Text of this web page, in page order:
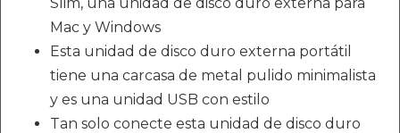
Mac y Windows
Esta unidad de disco duro externa portátil
tiene una carcasa de metal pulido minimalista
y es una unidad USB con estilo
Tan solo conecte esta unidad de disco duro